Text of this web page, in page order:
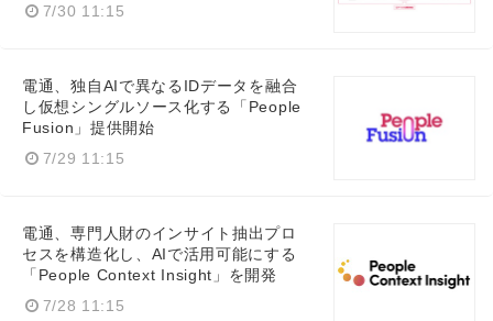
7/30 11:15
電通、独自AIで異なるIDデータを融合
し仮想シングルソース化する「People
Fusion」提供開始
7/29 11:15
電通、専門人財のインサイト抽出プロ
セスを構造化し、AIで活用可能にする
「People Context Insight」を開発
7/28 11:15